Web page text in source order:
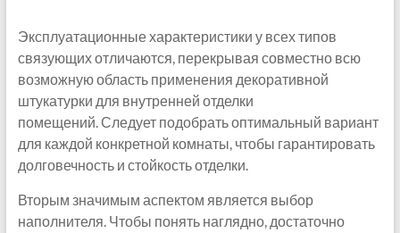
Эксплуатационные характеристики у всех типов
связующих отличаются, перекрывая совместно всю
возможную область применения декоративной
штукатурки для внутренней отделки
помещений.Следует подобрать оптимальный вариант
для каждой конкретной комнаты, чтобы гарантировать
долговечность и стойкость отделки.
Вторым значимым аспектом является выбор
наполнителя. Чтобы понять наглядно, достаточно